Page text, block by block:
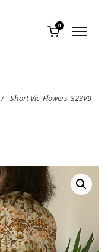
0
/ Short Vic_Flowers_S23V9